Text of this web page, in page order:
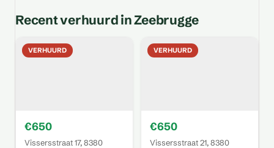
Recent verhuurd in Zeebrugge
VERHUURD
€650
Vissersstraat 17, 8380
VERHUURD
€650
Vissersstraat 21, 8380